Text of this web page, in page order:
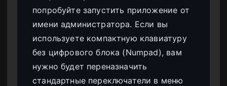
попробуйте запустить приложение от
имени администратора. Если вы
используете компактную клавиатуру
без цифрового блока (Numpad), вам
нужно будет переназначить
стандартные переключатели в меню